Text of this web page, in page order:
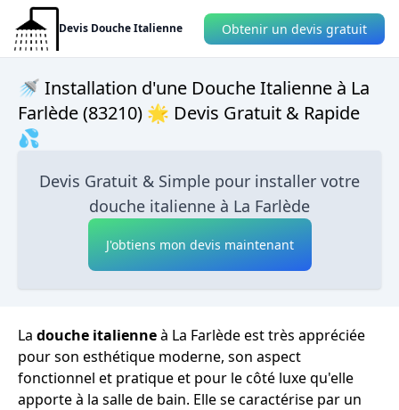
Devis Douche Italienne Obtenir un devis gratuit
🚿 Installation d'une Douche Italienne à La
Farlède (83210) 🌟 Devis Gratuit & Rapide
💦
Devis Gratuit & Simple pour installer votre
douche italienne à La Farlède
J'obtiens mon devis maintenant
La douche italienneà La Farlède est très appréciée
pour son esthétique moderne, son aspect
fonctionnel et pratique et pour le côté luxe qu'elle
apporte à la salle de bain. Elle se caractérise par un